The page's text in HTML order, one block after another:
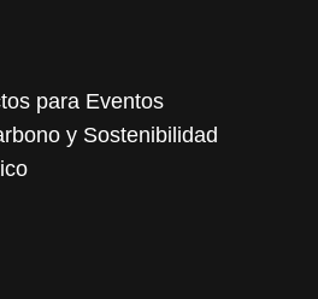
para Eventos
y Sostenibilidad